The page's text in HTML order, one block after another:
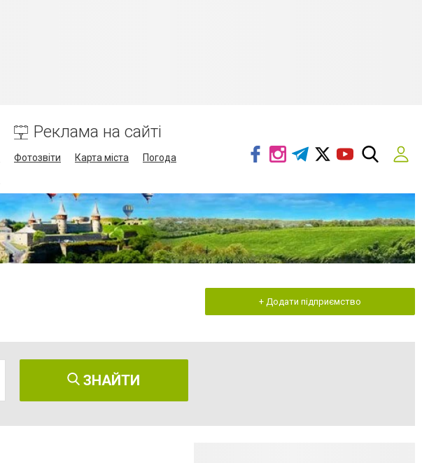
Реклама на сайті
Фотозвіти Карта міста
Погода
+ Додати підприємство
ЗНАЙТИ